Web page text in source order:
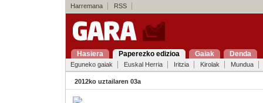
Harremana RSS
Hasiera Paperezko edizioa Gaiak Denda
Eguneko gaiak Euskal Herria Iritzia Kirolak Mundua
2012ko uztailaren 03a